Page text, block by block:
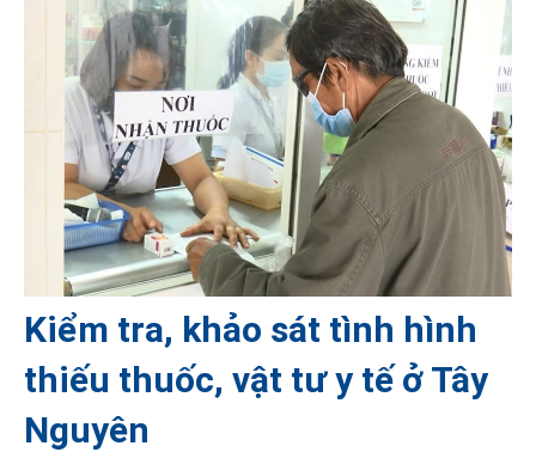
Kiểm tra, khảo sát tình hình
thiếu thuốc, vật tư y tế ở Tây
Nguyên